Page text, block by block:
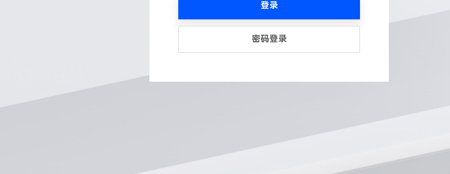
登录
密码登录